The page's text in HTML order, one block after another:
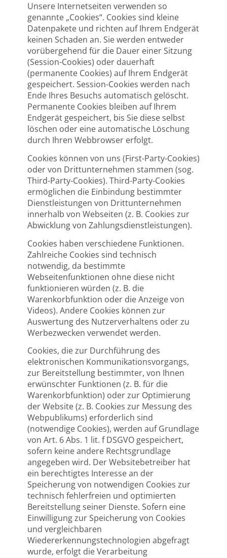
Unsere Internetseiten verwenden so
genannte „Cookies“. Cookies sind kleine
Datenpakete und richten auf Ihrem Endgerät
keinen Schaden an. Sie werden entweder
vorübergehend für die Dauer einer Sitzung
(Session-Cookies) oder dauerhaft
(permanente Cookies) auf Ihrem Endgerät
gespeichert. Session-Cookies werden nach
Ende Ihres Besuchs automatisch gelöscht.
Permanente Cookies bleiben auf Ihrem
Endgerät gespeichert, bis Sie diese selbst
löschen oder eine automatische Löschung
durch Ihren Webbrowser erfolgt.
Cookies können von uns (First-Party-Cookies)
oder von Drittunternehmen stammen (sog.
Third-Party-Cookies). Third-Party-Cookies
ermöglichen die Einbindung bestimmter
Dienstleistungen von Drittunternehmen
innerhalb von Webseiten (z. B. Cookies zur
Abwicklung von Zahlungsdienstleistungen).
Cookies haben verschiedene Funktionen.
Zahlreiche Cookies sind technisch
notwendig, da bestimmte
Webseitenfunktionen ohne diese nicht
funktionieren würden (z. B. die
Warenkorbfunktion oder die Anzeige von
Videos). Andere Cookies können zur
Auswertung des Nutzerverhaltens oder zu
Werbezwecken verwendet werden.
Cookies, die zur Durchführung des
elektronischen Kommunikationsvorgangs,
zur Bereitstellung bestimmter, von Ihnen
erwünschter Funktionen (z. B. für die
Warenkorbfunktion) oder zur Optimierung
der Website (z. B. Cookies zur Messung des
Webpublikums) erforderlich sind
(notwendige Cookies), werden auf Grundlage
von Art. 6 Abs. 1 lit. f DSGVO gespeichert,
sofern keine andere Rechtsgrundlage
angegeben wird. Der Websitebetreiber hat
ein berechtigtes Interesse an der
Speicherung von notwendigen Cookies zur
technisch fehlerfreien und optimierten
Bereitstellung seiner Dienste. Sofern eine
Einwilligung zur Speicherung von Cookies
und vergleichbaren
Wiedererkennungstechnologien abgefragt
wurde, erfolgt die Verarbeitung